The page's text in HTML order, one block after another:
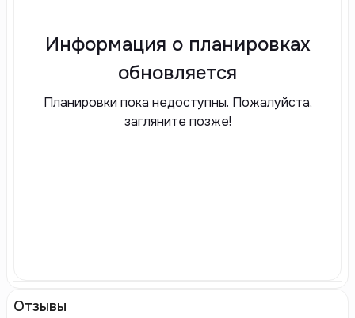
Информация о планировках
обновляется
Планировки пока недоступны. Пожалуйста,
загляните позже!
Отзывы